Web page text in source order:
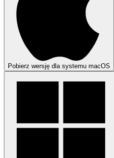
Pobierz wersję dla systemu macOS